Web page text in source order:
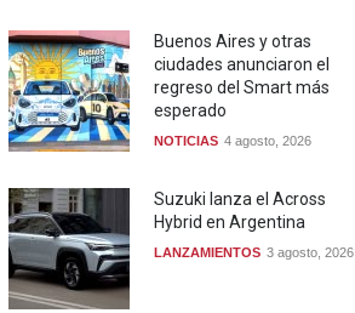
Buenos Aires y otras
ciudades anunciaron el
regreso del Smart más
esperado
NOTICIAS 4 agosto, 2026
Suzuki lanza el Across
Hybrid en Argentina
LANZAMIENTOS 3 agosto, 2026